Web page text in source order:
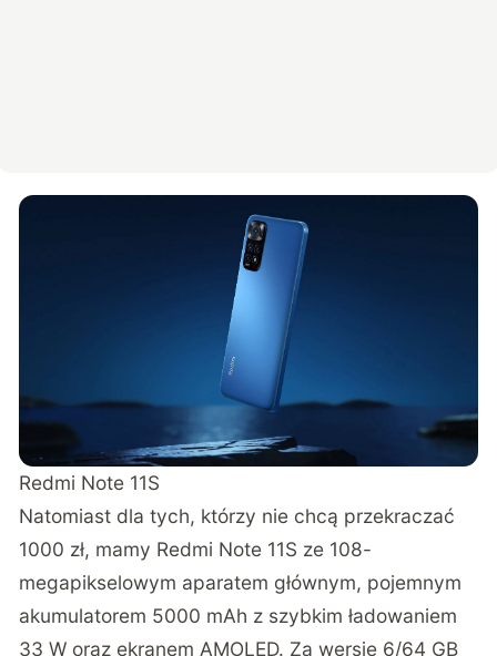
Redmi Note 11S
Natomiast dla tych, którzy nie chcą przekraczać
1000 zł, mamy Redmi Note 11S ze 108-
megapikselowym aparatem głównym, pojemnym
akumulatorem 5000 mAh z szybkim ładowaniem
33 W oraz ekranem AMOLED. Za wersję 6/64 GB